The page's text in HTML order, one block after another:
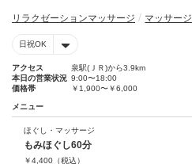
リラクゼーションマッサージ マッサージ
日祝OK
アクセス
泉駅(ＪＲ)から3.9km
本日の営業状況 9:00〜18:00
価格帯
￥1,900〜￥6,000
メニュー
ほぐし・マッサージ
もみほぐし60分
￥4,400 （税込）